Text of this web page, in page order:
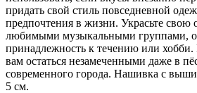
придать свой стиль повседневной
предпочтения в жизни. Украсьте
любимыми музыкальными группами,
принадлежность к течению или
вам остаться незамеченными даже в
современного города. Нашивка с
5 см.